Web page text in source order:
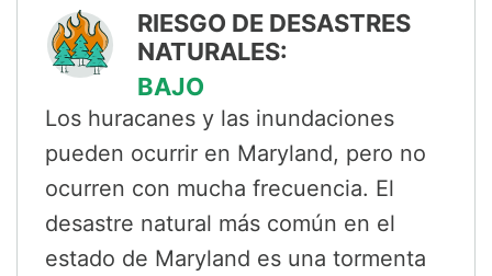
RIESGO DE DESASTRES
NATURALES:
BAJO
Los huracanes y las inundaciones
pueden ocurrir en Maryland, pero no
ocurren con mucha frecuencia. El
desastre natural más común en el
estado de Maryland es una tormenta